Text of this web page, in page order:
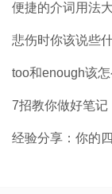
便捷的介词用法
悲伤时你该说些
too和enough该怎
7招教你做好笔记
经验分享：你的